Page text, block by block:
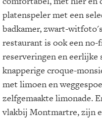
platenspeler met een
badkamer, zwart-
restaurant is ook een no-
reserveringen en eerlijke
knapperige croque-
met limoen en
zelfgemaakte limonade.
vlakbij Montmartre, zijn